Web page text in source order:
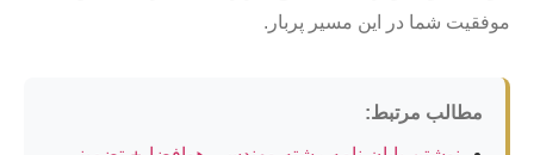
موفقیت شما در این مسیر پربار.
مطالب مرتبط: